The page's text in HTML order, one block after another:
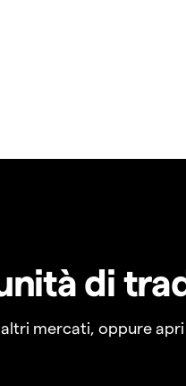
di
mercati, oppure